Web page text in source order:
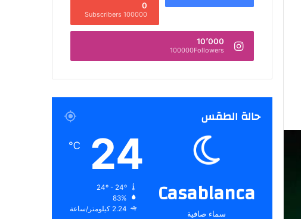
0
100000 Subscribers
10٬000
100000Followers
حالة الطقس
Casablanca
سماء صافية
24
℃
83%
2.24 كيلومتر/ساعة